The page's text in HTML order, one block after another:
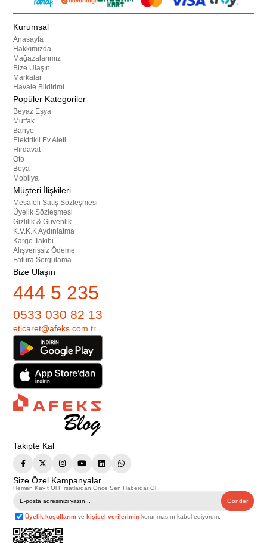
Kurumsal
Anasayfa
Hakkımızda
Mağazalarımız
Bize Ulaşın
Markalar
Havale Bildirimi
Popüler Kategoriler
Beyaz Eşya
Mutfak
Banyo
Elektrikli Ev Aleti
Hırdavat
Oto
Boya
Mobilya
Müşteri İlişkileri
Mesafeli Satış Sözleşmesi
Üyelik Sözleşmesi
Gizlilik & Güvenlik
K.V.K.K Aydınlatma
Kargo Takibi
Alışverişsiz Ödeme
Fatura Sorgulama
Bize Ulaşın
444 5 235
0533 030 82 13
eticaret@afeks.com.tr
Takipte Kal
Size Özel Kampanyalar
Hemen Kayıt Ol Fırsatlardan Önce Sen Haberdar Ol!
Gönder
Üyelik koşullarını vekişisel verilerimin korunmasını kabul ediyorum.